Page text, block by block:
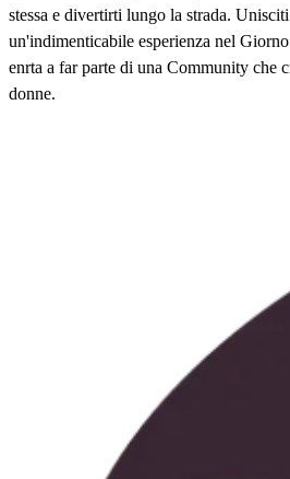
stessa e divertirti lungo la strada.
un'indimenticabile esperienza nel
enrta a far parte di una Community che
donne.